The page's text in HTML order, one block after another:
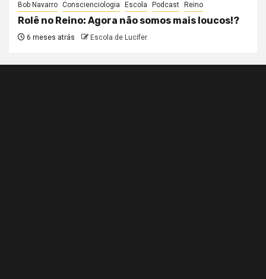
Bob Navarro Conscienciologia Escola Podcast Reino
Rolê no Reino: Agora não somos mais loucos!?
6 meses atrás Escola de Lucifer